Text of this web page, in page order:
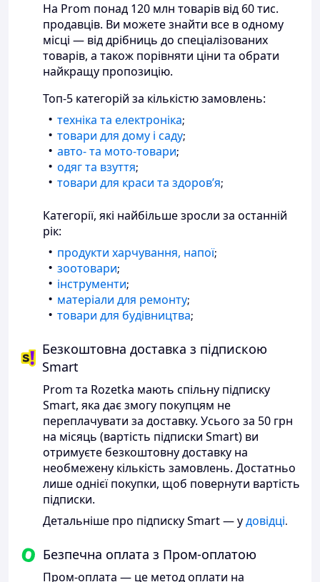
На Prom понад 120 млн товарів від 60 тис.
продавців. Ви можете знайти все в одному
місці — від дрібниць до спеціалізованих
товарів, а також порівняти ціни та обрати
найкращу пропозицію.
Топ-5 категорій за кількістю замовлень:
техніка та електроніка;
товари для дому і саду;
авто- та мото-товари;
одяг та взуття;
товари для краси та здоровʼя;
Категорії, які найбільше зросли за останній
рік:
продукти харчування, напої;
зоотовари;
інструменти;
матеріали для ремонту;
товари для будівництва;
Безкоштовна доставка з підпискою
Smart
Prom та Rozetka мають спільну підписку
Smart, яка дає змогу покупцям не
переплачувати за доставку. Усього за 50 грн
на місяць (вартість підписки Smart) ви
отримуєте безкоштовну доставку на
необмежену кількість замовлень. Достатньо
лише однієї покупки, щоб повернути вартість
підписки.
Детальніше про підписку Smart — удовідці.
Безпечна оплата з Пром-оплатою
Пром-оплата — це метод оплати на